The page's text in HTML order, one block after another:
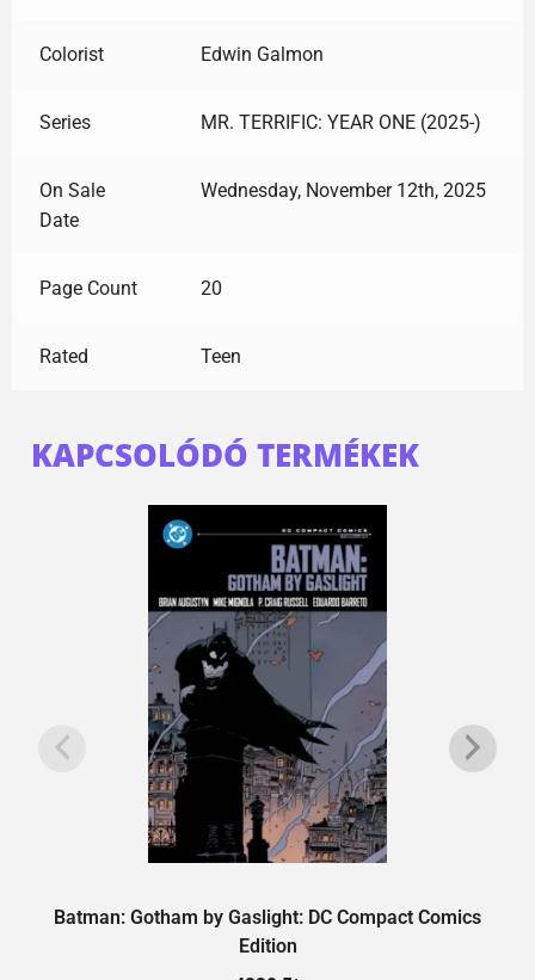
Colorist Edwin Galmon
Series MR. TERRIFIC: YEAR ONE (2025-)
On Sale
Date
Wednesday, November 12th, 2025
Page Count 20
Rated Teen
KAPCSOLÓDÓ TERMÉKEK
Batman: Gotham by Gaslight: DC Compact Comics
Edition